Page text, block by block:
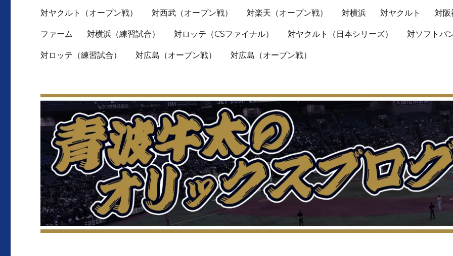
対ヤクルト（オープン戦） 対西武（オープン戦） 対楽天（オープン戦） 対横浜 対ヤクルト 対阪
ファーム 対横浜（練習試合） 対ロッテ（CSファイナル） 対ヤクルト（日本シリーズ） 対ソフトバ
対ロッテ（練習試合） 対広島（オープン戦） 対広島（オープン戦）